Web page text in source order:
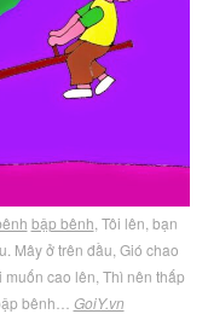
bập bênh , Tôi lên, bạn
Mây ở trên đầu, Gió chao
muốn cao lên, Thì nên thấp
bênh… GoiY.vn